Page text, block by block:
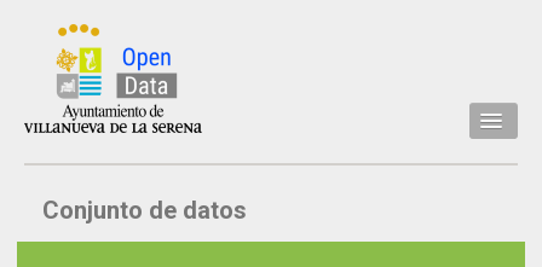
Inicio
Datos
Conjunto de datos